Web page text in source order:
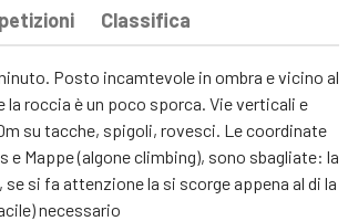
Classifica
Posto incamtevole in ombra e vicino al
la roccia è un poco sporca. Vie verticali e
su tacche, spigoli, rovesci. Le coordinate
e Mappe (algone climbing), sono sbagliate: la
si fa attenzione la si scorge appena al di la
necessario